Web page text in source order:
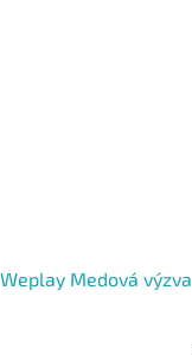
Weplay Medová výzva